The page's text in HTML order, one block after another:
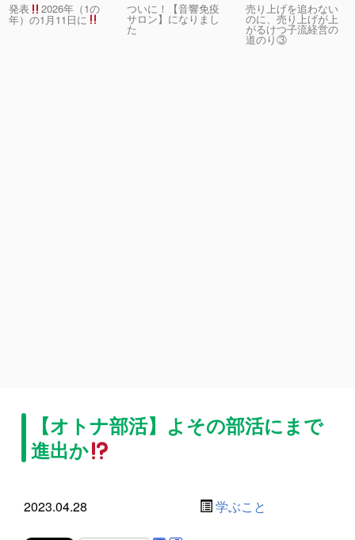
発表 2026年（1の
年）の1月11日に
ついに！【音響免疫
サロン】になりまし
た
売り上げを追わない
のに、売り上げが上
がるけつ子流経営の
道のり③
【オトナ部活】よその部活にまで
進出か
2023.04.28 学ぶこと